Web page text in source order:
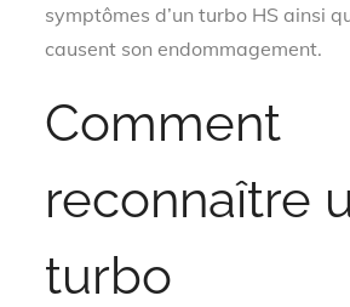
symptômes d’un turbo HS ainsi
causent son endommagement.
Comment
reconnaître
turbo